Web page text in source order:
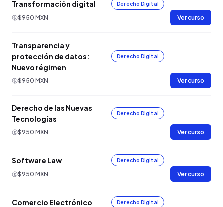
Transformación digital Derecho Digital
$950 MXN Ver curso
Transparencia y
protección de datos:
Nuevo régimen
Derecho Digital
$950 MXN Ver curso
Derecho de las Nuevas
Tecnologías
Derecho Digital
$950 MXN Ver curso
Software Law Derecho Digital
$950 MXN Ver curso
Comercio Electrónico Derecho Digital